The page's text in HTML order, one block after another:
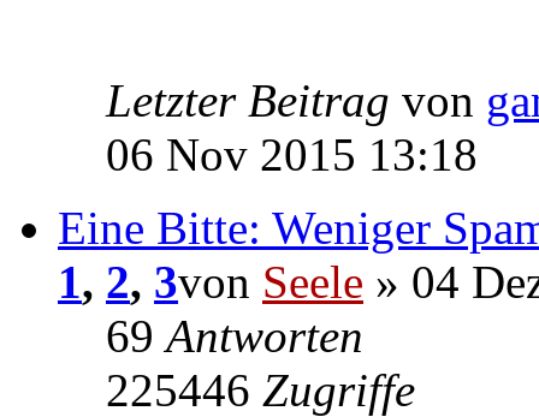
Letzter Beitrag von
06 Nov 2015 13:18
Eine Bitte: Weniger
1, 2, 3von Seele » 04
69Antworten
225446 Zugriffe